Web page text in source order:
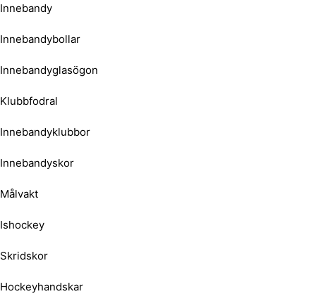
Innebandy
Innebandybollar
Innebandyglasögon
Klubbfodral
Innebandyklubbor
Innebandyskor
Målvakt
Ishockey
Skridskor
Hockeyhandskar